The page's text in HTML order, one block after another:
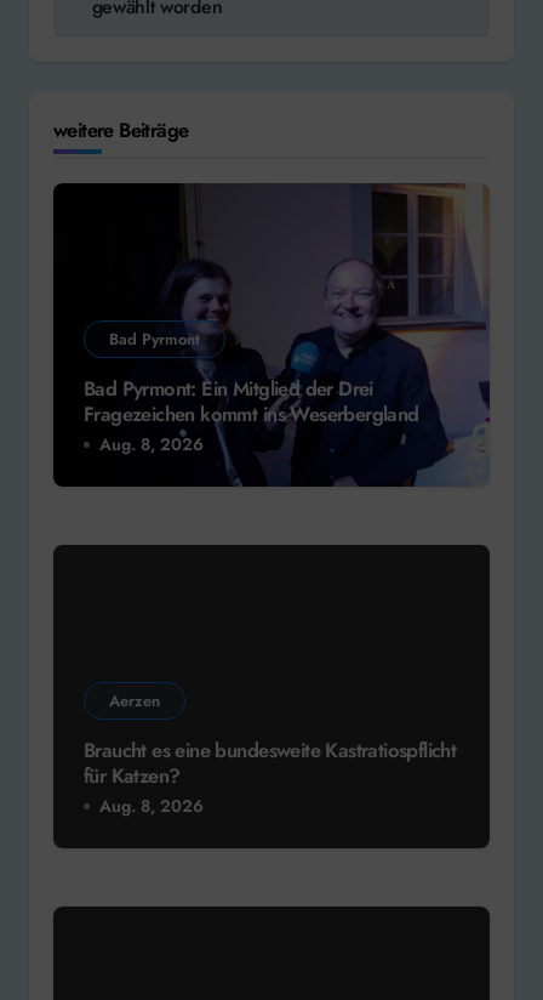
gewählt worden
weitere Beiträge
Bad Pyrmont
Bad Pyrmont: Ein Mitglied der Drei
Fragezeichen kommt ins Weserbergland
Aug. 8, 2026
Aerzen
Braucht es eine bundesweite Kastratiospflicht
für Katzen?
Aug. 8, 2026